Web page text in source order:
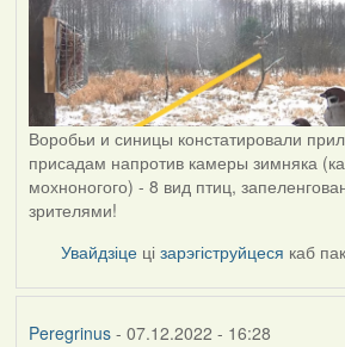
Воробьи и синицы констатировали
присадам напротив камеры зимняка
мохноногого) - 8 вид птиц,
зрителями!
Увайдзіце цізарэгіструйцеся каб
Peregrinus- 07.12.2022 - 16:28